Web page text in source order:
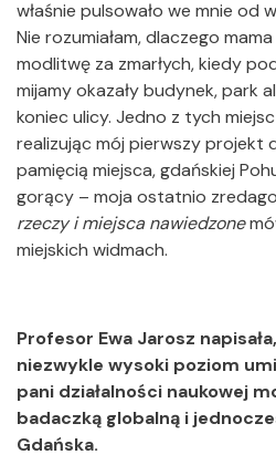
właśnie pulsowało we mnie od
Nie rozumiałam, dlaczego
modlitwę za zmarłych, kiedy
mijamy okazały budynek, park
koniec ulicy. Jedno z tych
realizując mój pierwszy projekt
pamięcią miejsca, gdańskiej
gorący – moja ostatnio
rzeczy i miejsca nawiedzone
miejskich widmach.
Profesor Ewa Jarosz
niezwykle wysoki poziom
pani działalności naukowej
badaczką globalną i
Gdańska.